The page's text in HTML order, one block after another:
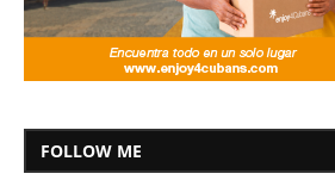
FOLLOW ME